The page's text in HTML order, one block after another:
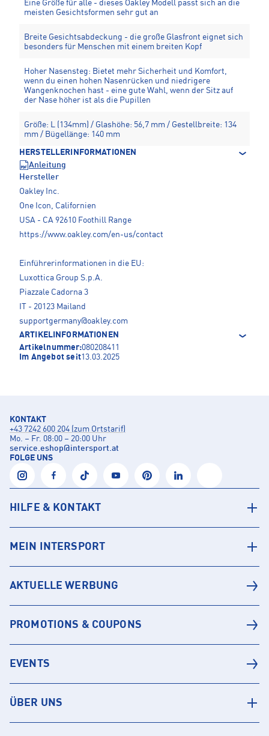
Eine Größe für alle - dieses Oakley Modell passt sich an die
meisten Gesichtsformen sehr gut an
Breite Gesichtsabdeckung - die große Glasfront eignet sich
besonders für Menschen mit einem breiten Kopf
Hoher Nasensteg: Bietet mehr Sicherheit und Komfort,
wenn du einen hohen Nasenrücken und niedrigere
Wangenknochen hast - eine gute Wahl, wenn der Sitz auf
der Nase höher ist als die Pupillen
Größe: L (134mm) / Glashöhe: 56,7 mm / Gestellbreite: 134
mm / Bügellänge: 140 mm
HERSTELLERINFORMATIONEN
Anleitung
Hersteller
Oakley Inc.
One Icon, Californien
USA - CA 92610 Foothill Range
https://www.oakley.com/en-us/contact
Einführerinformationen in die EU:
Luxottica Group S.p.A.
Piazzale Cadorna 3
IT - 20123 Mailand
supportgermany@oakley.com
ARTIKELINFORMATIONEN
Artikelnummer:080208411
Im Angebot seit13.03.2025
KONTAKT
+43 7242 600 204 (zum Ortstarif)
Mo. – Fr. 08:00 – 20:00 Uhr
service.eshop@intersport.at
FOLGE UNS
HILFE & KONTAKT
MEIN INTERSPORT
AKTUELLE WERBUNG
PROMOTIONS & COUPONS
EVENTS
ÜBER UNS